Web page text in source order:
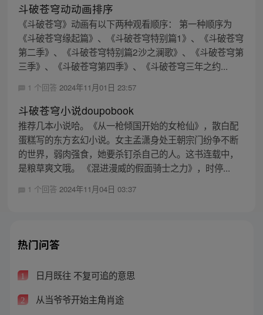
斗破苍穹动动画排序
《斗破苍穹》动画有以下两种观看顺序： 第一种顺序为
《斗破苍穹缘起篇》、《斗破苍穹特别篇1》、《斗破苍穹
第二季》、《斗破苍穹特别篇2沙之澜歌》、《斗破苍穹第
三季》、《斗破苍穹第四季》、《斗破苍穹三年之约...
1 个回答 2024年11月01日 23:57
斗破苍穹小说doupobook
推荐几本小说哈。《从一枪倾国开始的女枪仙》，散白配
蛋糕写的东方玄幻小说。女主孟潇身处王朝宗门纷争不断
的世界，弱肉强食，她要杀钉杀自己的人。这书连载中，
是粮草爽文哦。 《混进漫威的假面骑士之力》，时停...
1 个回答 2024年11月04日 03:37
热门问答
1 日月既往 不复可追的意思
2 从当爷爷开始主角肖途